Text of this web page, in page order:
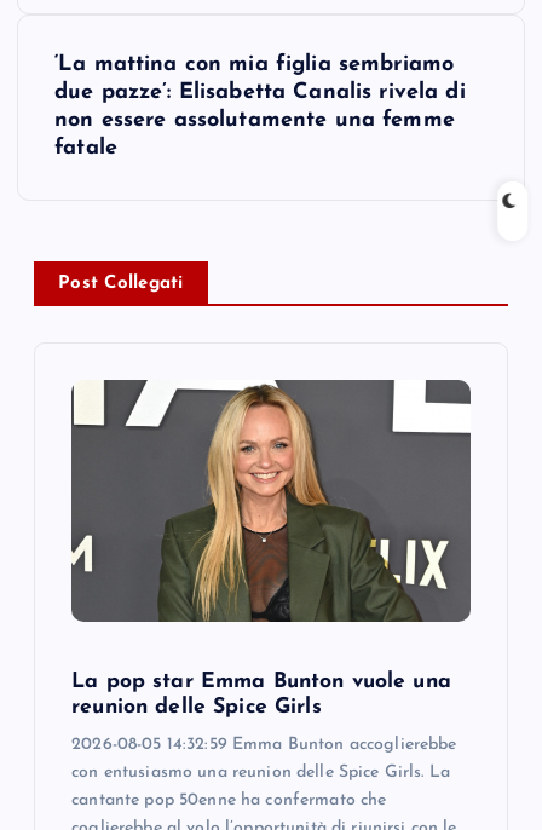
‘La mattina con mia figlia sembriamo
due pazze’: Elisabetta Canalis rivela di
non essere assolutamente una femme
fatale
Post Collegati
La pop star Emma Bunton vuole una
reunion delle Spice Girls
2026-08-05 14:32:59 Emma Bunton accoglierebbe
con entusiasmo una reunion delle Spice Girls. La
cantante pop 50enne ha confermato che